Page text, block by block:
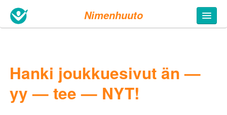
Nimenhuuto
Hanki joukkuesivut än —
yy — tee — NYT!